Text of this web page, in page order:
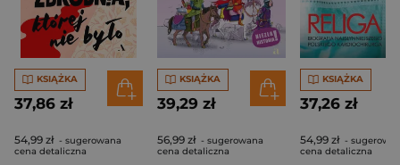
KSIĄŻKA
37,86 zł
54,99 zł - sugerowana
cena detaliczna
KSIĄŻKA
39,29 zł
56,99 zł - sugerowana
cena detaliczna
KSIĄŻKA
37,26 zł
54,99 zł -
cena detaliczna